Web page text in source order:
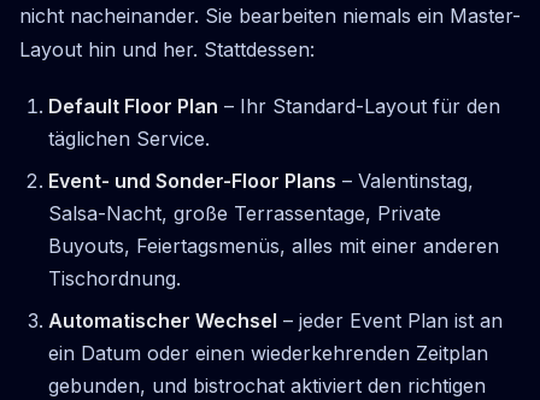
nicht nacheinander. Sie bearbeiten niemals ein Master-
Layout hin und her. Stattdessen:
Default Floor Plan – Ihr Standard-Layout für den
täglichen Service.
Event- und Sonder-Floor Plans – Valentinstag,
Salsa-Nacht, große Terrassentage, Private
Buyouts, Feiertagsmenüs, alles mit einer anderen
Tischordnung.
Automatischer Wechsel – jeder Event Plan ist an
ein Datum oder einen wiederkehrenden Zeitplan
gebunden, und bistrochat aktiviert den richtigen